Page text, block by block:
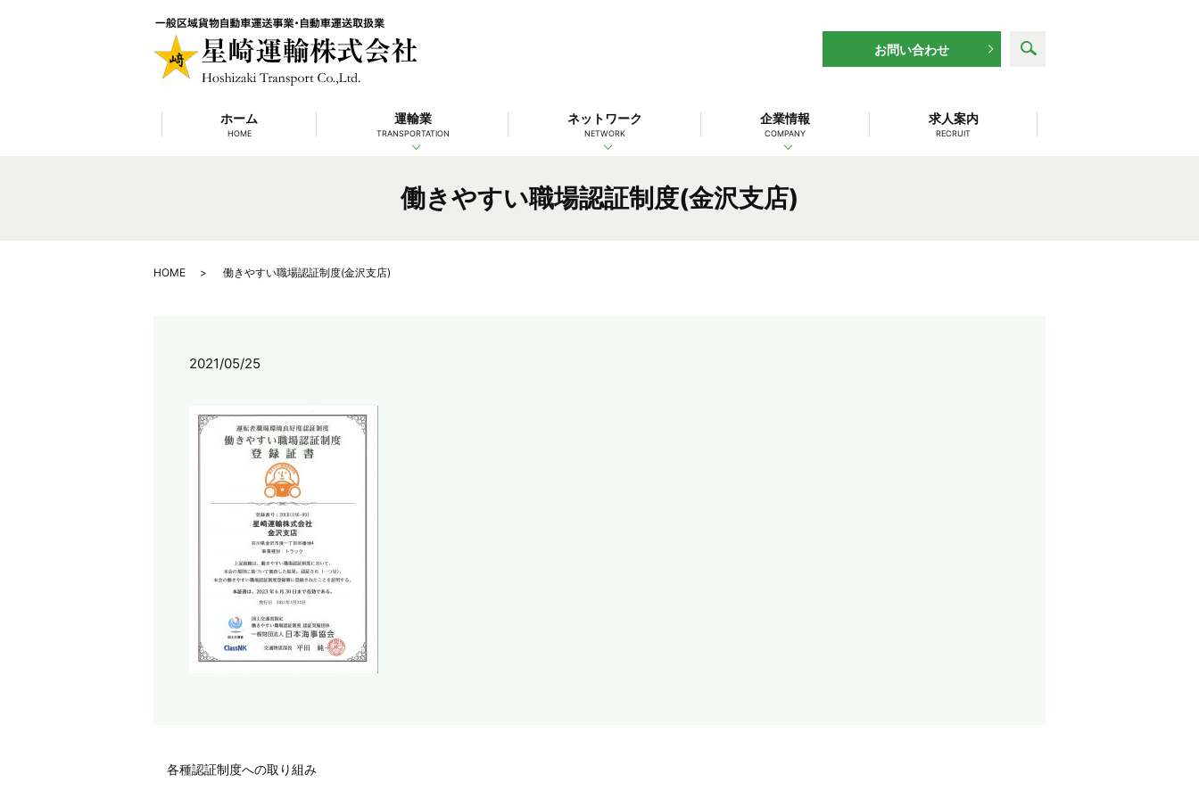
お問い合わせ
ホーム
HOME
運輸業
TRANSPORTATION
ネットワーク
NETWORK
企業情報
COMPANY
求人案内
RECRUIT
働きやすい職場認証制度(金沢支店)
HOME 働きやすい職場認証制度(金沢支店)
2021/05/25
各種認証制度への取り組み